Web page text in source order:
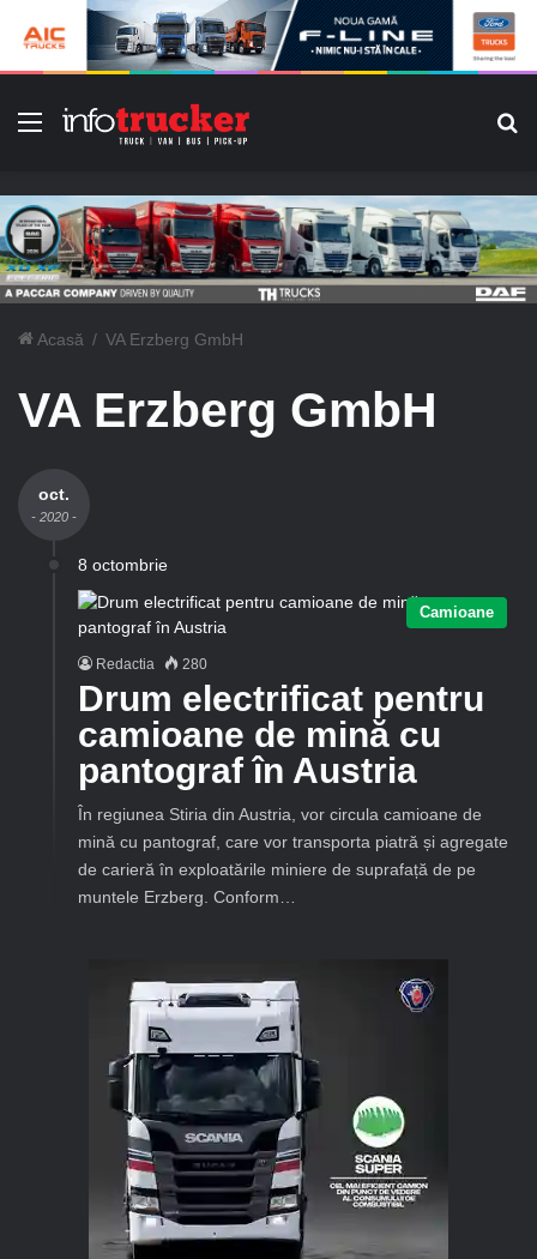
Meniu
Acasă / VA Erzberg GmbH
VA Erzberg GmbH
oct.
- 2020 -
8 octombrie
Camioane
Redactia 280
Drum electrificat pentru
camioane de mină cu
pantograf în Austria
În regiunea Stiria din Austria, vor circula camioane de
mină cu pantograf, care vor transporta piatră și agregate
de carieră în exploatările miniere de suprafață de pe
muntele Erzberg. Conform…